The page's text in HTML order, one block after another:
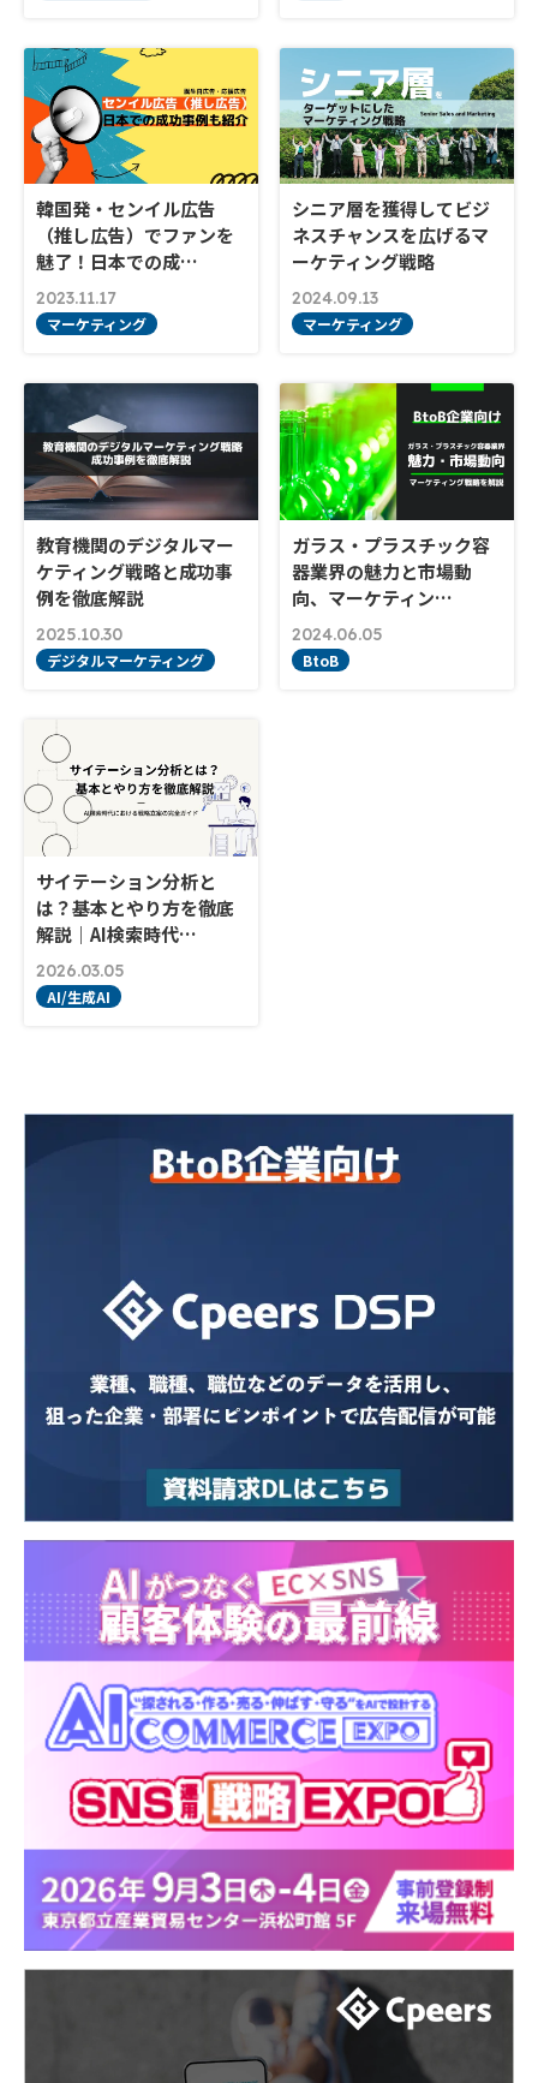
韓国発・センイル広告
（推し広告）でファンを
魅了！日本での成…
2023.11.17
マーケティング
シニア層を獲得してビジ
ネスチャンスを広げるマ
ーケティング戦略
2024.09.13
マーケティング
教育機関のデジタルマー
ケティング戦略と成功事
例を徹底解説
2025.10.30
デジタルマーケティング
ガラス・プラスチック容
器業界の魅力と市場動
向、マーケティン…
2024.06.05
BtoB
サイテーション分析と
は？基本とやり方を徹底
解説｜AI検索時代…
2026.03.05
AI/生成AI